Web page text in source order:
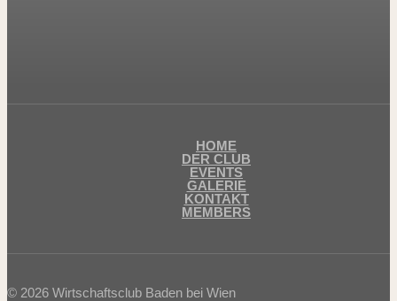
HOME
DER CLUB
EVENTS
GALERIE
KONTAKT
MEMBERS
© 2026 Wirtschaftsclub Baden bei Wien